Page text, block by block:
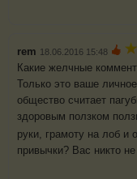
rem 18.06.2016 15:48
Какие желчные
Только это ваше
общество считает
здоровым ползком
руки, грамоту на лоб и
привычки? Вас никто